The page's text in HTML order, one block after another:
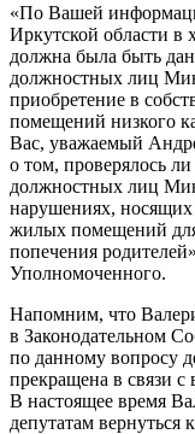
«По Вашей
Иркутской области в
должна была быть
должностных лиц
приобретение в
помещений низкого
Вас, уважаемый
о том, проверялось
должностных лиц
нарушениях,
жилых помещений для
попечения
Уполномоченного.
Напомним, что
в Законодательном
по данному вопросу
прекращена в связи с
В настоящее время
депутатам вернуться